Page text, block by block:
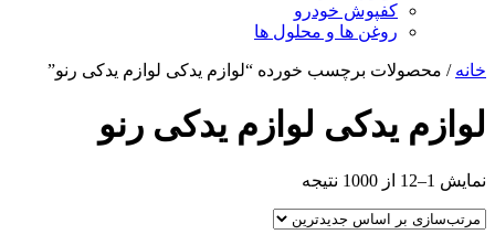
کفپوش خودرو
روغن ها و محلول ها
خانه / محصولات برچسب خورده “لوازم یدکی لوازم یدکی رنو”
لوازم یدکی لوازم یدکی رنو
نمایش 1–12 از 1000 نتیجه
اساس